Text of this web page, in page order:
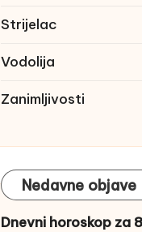
Strijelac
Vodolija
Zanimljivosti
Nedavne objave
Dnevni horoskop za